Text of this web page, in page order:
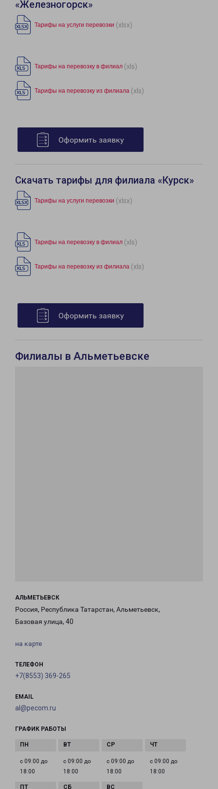
«Железногорск»
Тарифы на услуги перевозки (xlsx)
Тарифы на перевозку в филиал (xls)
Тарифы на перевозку из филиала (xls)
Оформить заявку
Скачать тарифы для филиала «Курск»
Тарифы на услуги перевозки (xlsx)
Тарифы на перевозку в филиал (xls)
Тарифы на перевозку из филиала (xls)
Оформить заявку
Филиалы в Альметьевске
АЛЬМЕТЬЕВСК
Россия, Республика Татарстан, Альметьевск,
Базовая улица, 40
на карте
ТЕЛЕФОН
+7(8553) 369-265
EMAIL
al@pecom.ru
ГРАФИК РАБОТЫ
с 09:00 до
18:00
с 09:00 до
18:00
с 09:00 до
18:00
с 09:00 до
18:00